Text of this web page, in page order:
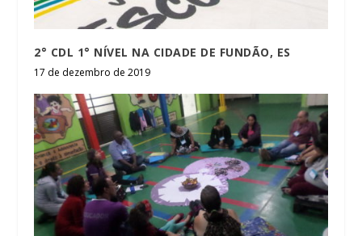
2° CDL 1° NÍVEL NA CIDADE DE FUNDÃO, ES
17 de dezembro de 2019